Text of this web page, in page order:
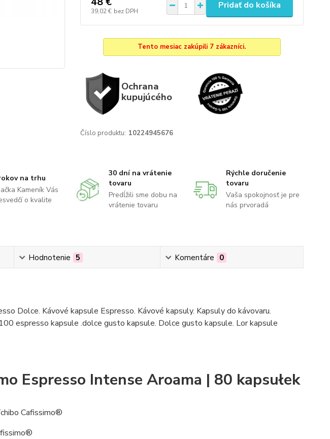
39,02 € bez DPH
Pridať do košíka
Tento mesiac zakúpili 7 zákazníci.
Ochrana
kupujúcého
Číslo produktu: 10224945676
na trhu
Kameník Vás
o kvalite
30 dní na vrátenie
tovaru
Predĺžili sme dobu na
vrátenie tovaru
Rýchle doručenie
tovaru
Vaša spokojnosť je pre
nás prvoradá
Hodnotenie 5 Komentáre 0
Dolce. Kávové kapsule Espresso. Kávové kapsuly. Kapsuly do kávovaru.
espresso kapsule .dolce gusto kapsule. Dolce gusto kapsule. Lor kapsule
Espresso Intense Aroama | 80 kapsułek
Cafissimo®